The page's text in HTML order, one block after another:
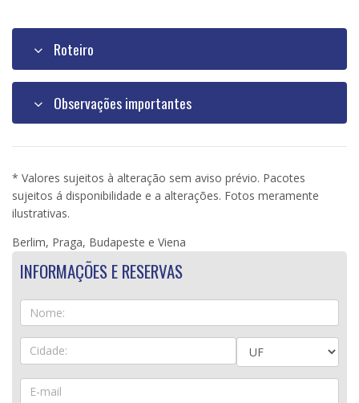
Roteiro
Observações importantes
* Valores sujeitos à alteração sem aviso prévio. Pacotes
sujeitos á disponibilidade e a alterações. Fotos meramente
ilustrativas.
Berlim, Praga, Budapeste e Viena
INFORMAÇÕES E RESERVAS